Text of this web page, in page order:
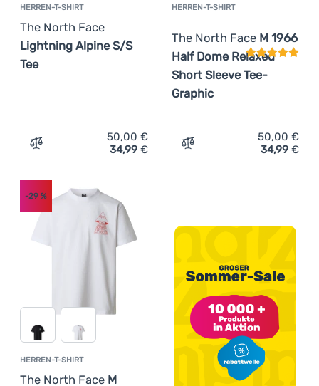
HERREN-T-SHIRT
The North Face
Lightning Alpine S/S
Tee
Zum Vergleich 'Herren-T-Shirt The North Face
50,00€
34,99 €
HERREN-T-SHIRT
The North Face M 1966
Half Dome Relaxed
Short Sleeve Tee-
Graphic
Zum Vergleich 'Herren-T-
50,00€
34,99 €
HERREN-T-SHIRT
The North Face M
-29 %